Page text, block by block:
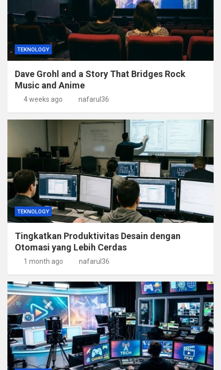
TEKNOLOGY
Dave Grohl and a Story That Bridges Rock
Music and Anime
4 weeks ago nafarul36
TEKNOLOGY
Tingkatkan Produktivitas Desain dengan
Otomasi yang Lebih Cerdas
1 month ago nafarul36